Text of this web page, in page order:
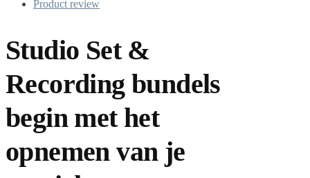
Product review
Studio Set &
Recording bundels
begin met het
opnemen van je